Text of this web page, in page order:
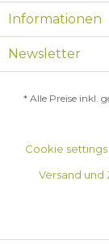
Informationen
Newsletter
* Alle Preise inkl.
Cookie settings
Versand und